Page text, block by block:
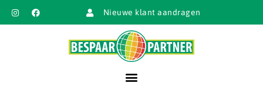
Nieuwe klant aandragen